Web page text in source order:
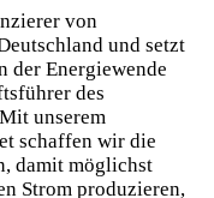
von
und setzt
der Energiewende
des
unserem
schaffen wir die
damit möglichst
Strom produzieren,